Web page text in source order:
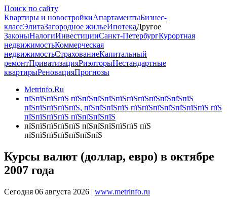
Поиск по сайту
Квартиры и новостройкиАпартаментыБизнес-
классЭлитаЗагородное жильеИпотекаДругое
ЗаконыНалогиИнвестицииСанкт-ПетербургКурортная
недвижимостьКоммерческая
недвижимостьСтрахованиеКапитальный
ремонтПриватизацияРиэлторыНестандартные
квартирыРеновацияПрогнозы
Metrinfo.Ru
пїЅпїЅпїЅпїЅ пїЅпїЅпїЅпїЅпїЅпїЅпїЅпїЅпїЅпїЅпїЅ
пїЅпїЅпїЅпїЅпїЅ, пїЅпїЅпїЅпїЅ пїЅпїЅпїЅпїЅпїЅпїЅпїЅ пїЅ
пїЅпїЅпїЅпїЅ пїЅпїЅпїЅпїЅ
пїЅпїЅпїЅпїЅпїЅ пїЅпїЅпїЅпїЅпїЅ пїЅ
пїЅпїЅпїЅпїЅпїЅпїЅпїЅ
Курсы валют (доллар, евро) в октябре
2007 года
Сегодня 06 августа 2026 | www.metrinfo.ru